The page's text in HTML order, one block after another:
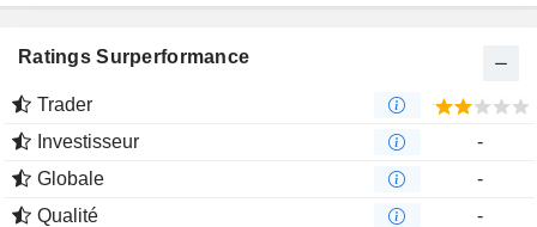
Ratings Surperformance
Trader
Investisseur
-
Globale
-
Qualité
-